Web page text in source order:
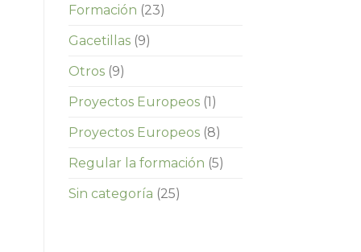
Formación (23)
Gacetillas(9)
Otros(9)
Proyectos Europeos(1)
Proyectos Europeos(8)
Regular la formación (5)
Sin categoría (25)